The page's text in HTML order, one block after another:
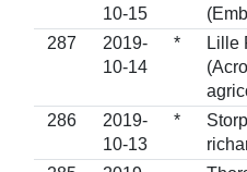
10-15
287
2019-
10-14
*
Lille
286
2019-
10-13
*